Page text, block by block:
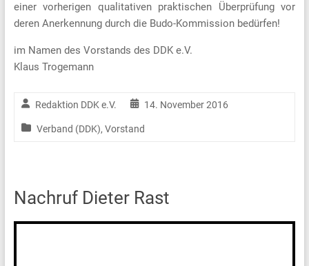
einer vorherigen qualitativen praktischen Überprüfung vor
deren Anerkennung durch die Budo-Kommission bedürfen!
im Namen des Vorstands des DDK e.V.
Klaus Trogemann
Redaktion DDK e.V. 14. November 2016
Verband (DDK), Vorstand
Nachruf Dieter Rast